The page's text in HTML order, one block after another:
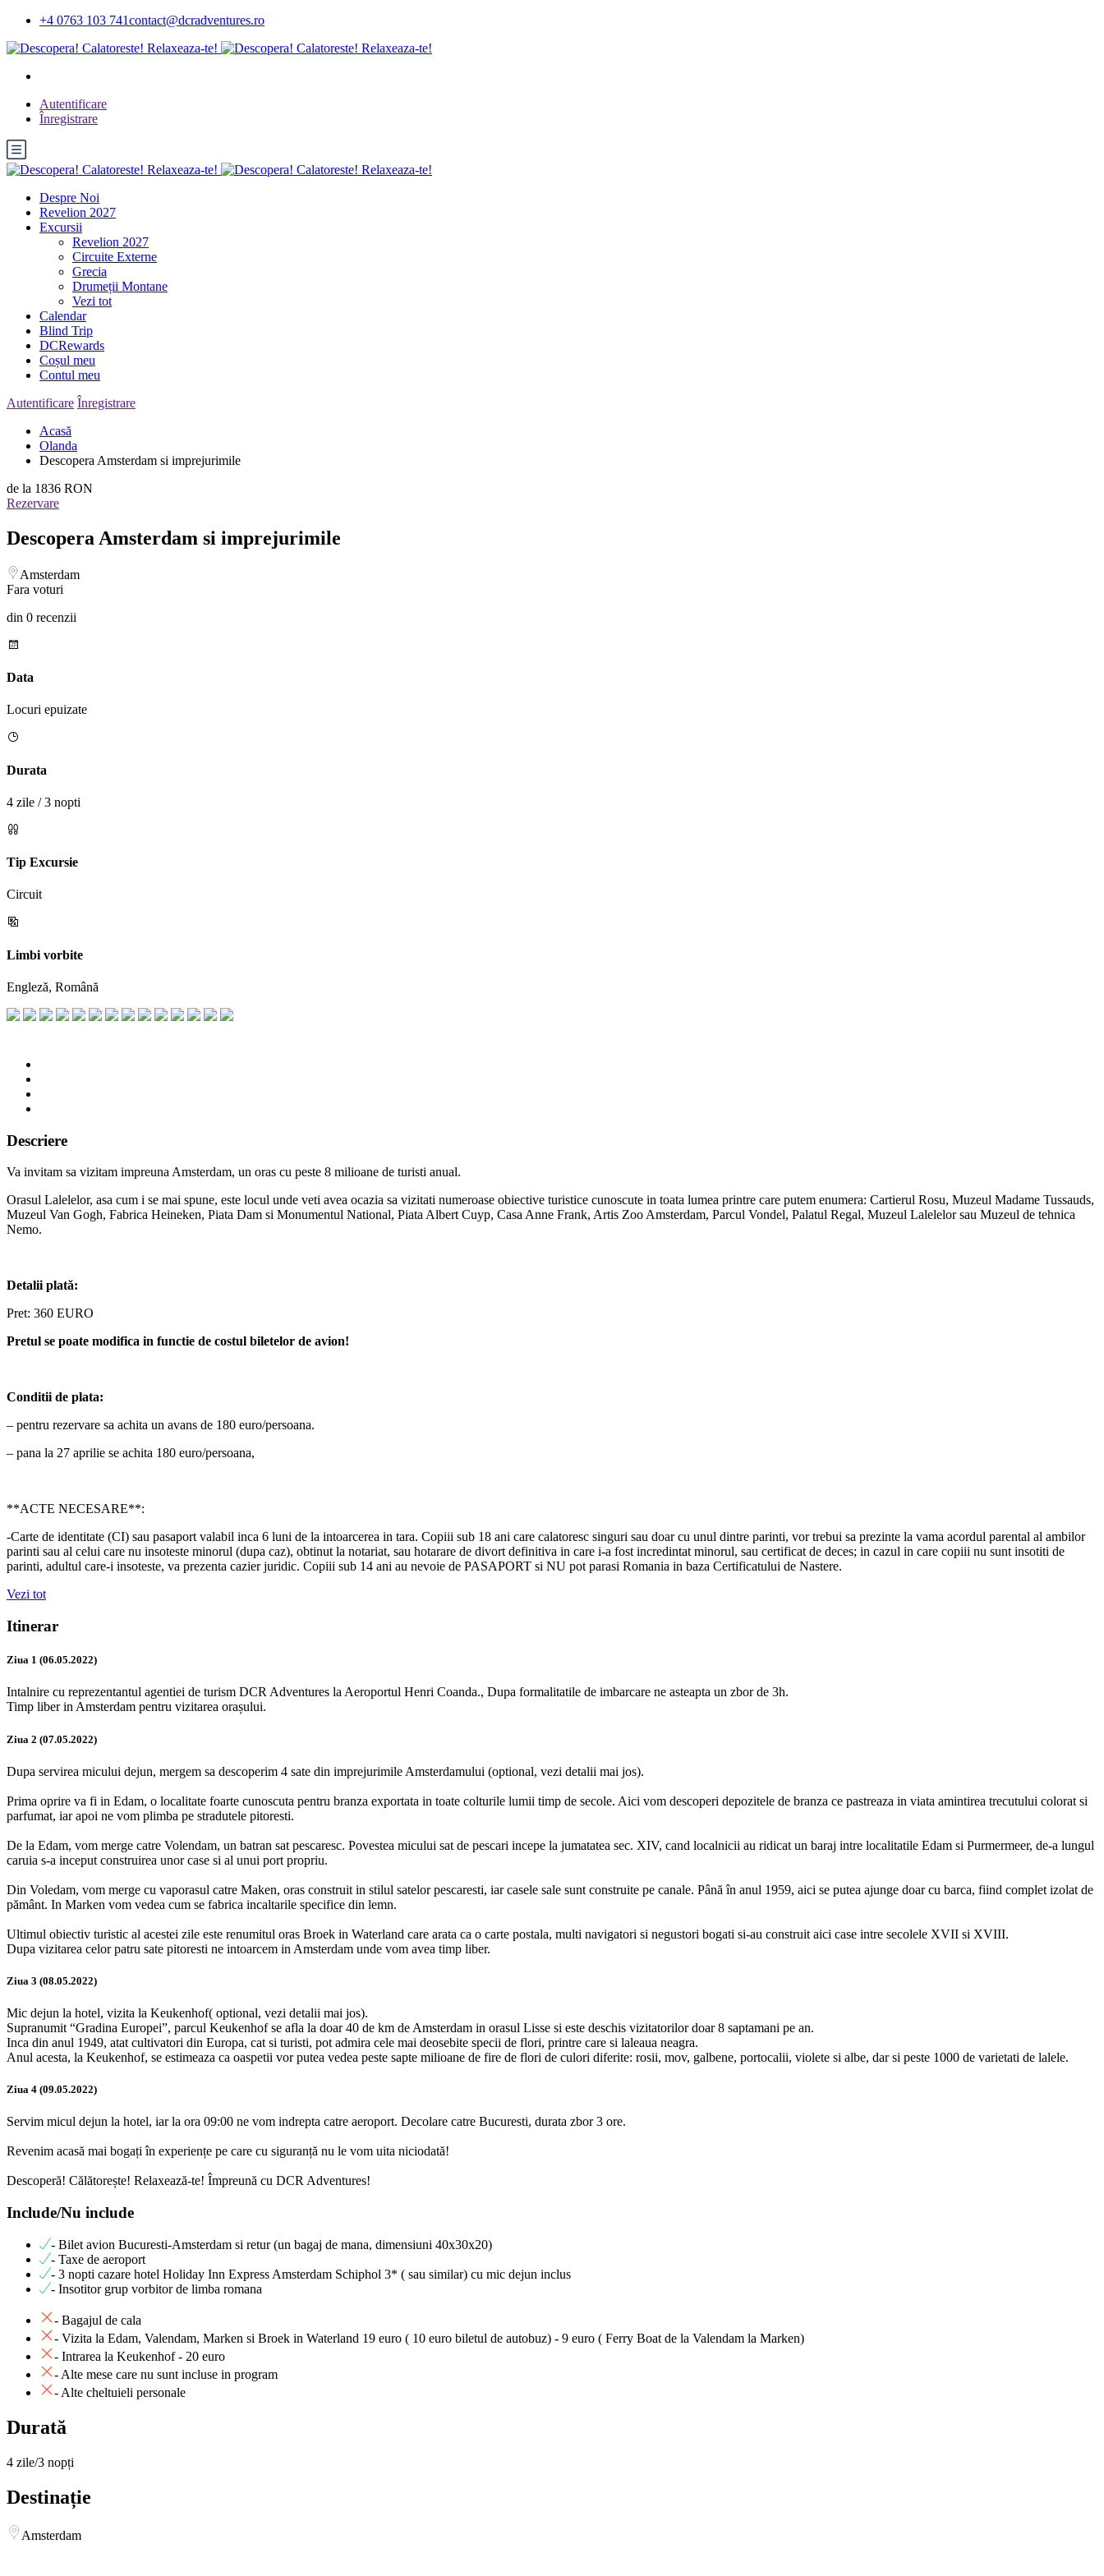
+4 0763 103 741contact@dcradventures.ro
Autentificare
Înregistrare
Despre Noi
Revelion 2027
Excursii
Revelion 2027
Circuite Externe
Grecia
Drumeții Montane
Vezi tot
Calendar
Blind Trip
DCRewards
Coșul meu
Contul meu
Autentificare Înregistrare
Acasă
Olanda
Descopera Amsterdam si imprejurimile
de la 1836 RON
Rezervare
Descopera Amsterdam si imprejurimile
Amsterdam
Fara voturi
din 0 recenzii
Data
Locuri epuizate
Durata
4 zile / 3 nopti
Tip Excursie
Circuit
Limbi vorbite
Engleză, Română
Descriere
Va invitam sa vizitam impreuna Amsterdam, un oras cu peste 8 milioane de turisti anual.
Orasul Lalelelor, asa cum i se mai spune, este locul unde veti avea ocazia sa vizitati numeroase obiective turistice cunoscute in toata lumea printre care putem enumera: Cartierul Rosu, Muzeul Madame Tussauds,
Muzeul Van Gogh, Fabrica Heineken, Piata Dam si Monumentul National, Piata Albert Cuyp, Casa Anne Frank, Artis Zoo Amsterdam, Parcul Vondel, Palatul Regal, Muzeul Lalelelor sau Muzeul de tehnica
Nemo.
Detalii plată:
Pret: 360 EURO
Pretul se poate modifica in functie de costul biletelor de avion!
Conditii de plata:
– pentru rezervare sa achita un avans de 180 euro/persoana.
– pana la 27 aprilie se achita 180 euro/persoana,
**ACTE NECESARE**:
-Carte de identitate (CI) sau pasaport valabil inca 6 luni de la intoarcerea in tara. Copiii sub 18 ani care calatoresc singuri sau doar cu unul dintre parinti, vor trebui sa prezinte la vama acordul parental al ambilor
parinti sau al celui care nu insoteste minorul (dupa caz), obtinut la notariat, sau hotarare de divort definitiva in care i-a fost incredintat minorul, sau certificat de deces; in cazul in care copiii nu sunt insotiti de
parinti, adultul care-i insoteste, va prezenta cazier juridic. Copiii sub 14 ani au nevoie de PASAPORT si NU pot parasi Romania in baza Certificatului de Nastere.
Vezi tot
Itinerar
Ziua 1 (06.05.2022)
Intalnire cu reprezentantul agentiei de turism DCR Adventures la Aeroportul Henri Coanda., Dupa formalitatile de imbarcare ne asteapta un zbor de 3h.
Timp liber in Amsterdam pentru vizitarea orașului.
Ziua 2 (07.05.2022)
Dupa servirea micului dejun, mergem sa descoperim 4 sate din imprejurimile Amsterdamului (optional, vezi detalii mai jos).
Prima oprire va fi in Edam, o localitate foarte cunoscuta pentru branza exportata in toate colturile lumii timp de secole. Aici vom descoperi depozitele de branza ce pastreaza in viata amintirea trecutului colorat si
parfumat, iar apoi ne vom plimba pe stradutele pitoresti.
De la Edam, vom merge catre Volendam, un batran sat pescaresc. Povestea micului sat de pescari incepe la jumatatea sec. XIV, cand localnicii au ridicat un baraj intre localitatile Edam si Purmermeer, de-a lungul
caruia s-a inceput construirea unor case si al unui port propriu.
Din Voledam, vom merge cu vaporasul catre Maken, oras construit in stilul satelor pescaresti, iar casele sale sunt construite pe canale. Până în anul 1959, aici se putea ajunge doar cu barca, fiind complet izolat de
pământ. In Marken vom vedea cum se fabrica incaltarile specifice din lemn.
Ultimul obiectiv turistic al acestei zile este renumitul oras Broek in Waterland care arata ca o carte postala, multi navigatori si negustori bogati si-au construit aici case intre secolele XVII si XVIII.
Dupa vizitarea celor patru sate pitoresti ne intoarcem in Amsterdam unde vom avea timp liber.
Ziua 3 (08.05.2022)
Mic dejun la hotel, vizita la Keukenhof( optional, vezi detalii mai jos).
Supranumit “Gradina Europei”, parcul Keukenhof se afla la doar 40 de km de Amsterdam in orasul Lisse si este deschis vizitatorilor doar 8 saptamani pe an.
Inca din anul 1949, atat cultivatori din Europa, cat si turisti, pot admira cele mai deosebite specii de flori, printre care si laleaua neagra.
Anul acesta, la Keukenhof, se estimeaza ca oaspetii vor putea vedea peste sapte milioane de fire de flori de culori diferite: rosii, mov, galbene, portocalii, violete si albe, dar si peste 1000 de varietati de lalele.
Ziua 4 (09.05.2022)
Servim micul dejun la hotel, iar la ora 09:00 ne vom indrepta catre aeroport. Decolare catre Bucuresti, durata zbor 3 ore.
Revenim acasă mai bogați în experiențe pe care cu siguranță nu le vom uita niciodată!
Descoperă! Călătorește! Relaxează-te! Împreună cu DCR Adventures!
Include/Nu include
- Bilet avion Bucuresti-Amsterdam si retur (un bagaj de mana, dimensiuni 40x30x20)
- Taxe de aeroport
- 3 nopti cazare hotel Holiday Inn Express Amsterdam Schiphol 3* ( sau similar) cu mic dejun inclus
- Insotitor grup vorbitor de limba romana
- Bagajul de cala
- Vizita la Edam, Valendam, Marken si Broek in Waterland 19 euro ( 10 euro biletul de autobuz) - 9 euro ( Ferry Boat de la Valendam la Marken)
- Intrarea la Keukenhof - 20 euro
- Alte mese care nu sunt incluse in program
- Alte cheltuieli personale
Durată
4 zile/3 nopți
Destinație
Amsterdam